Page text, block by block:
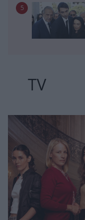
5
TV